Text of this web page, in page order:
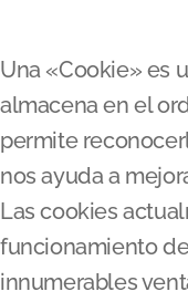
Una «Cookie» es
almacena en el
permite
nos ayuda a
Las cookies
funcionamiento
innumerables